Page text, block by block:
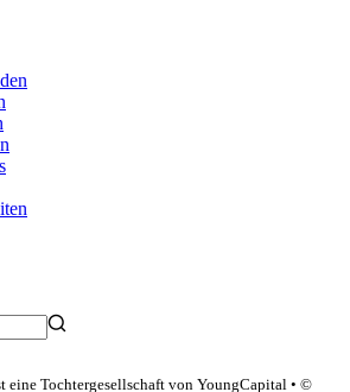
eine Tochtergesellschaft von YoungCapital • ©